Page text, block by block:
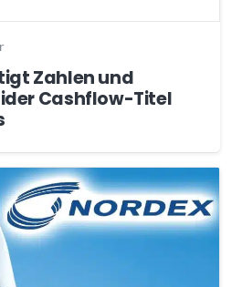
Zahlen und
Cashflow-Titel